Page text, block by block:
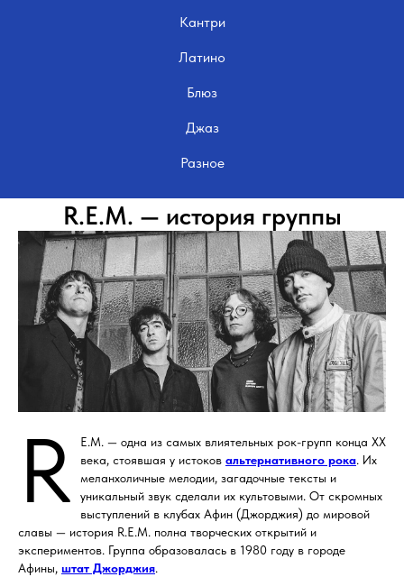
Кантри
Латино
Блюз
Джаз
Разное
R.E.M. — история группы
R
E.M. — одна из самых влиятельных рок-групп конца XX
века, стоявшая у истоков альтернативного рока. Их
меланхоличные мелодии, загадочные тексты и
уникальный звук сделали их культовыми. От скромных
выступлений в клубах Афин (Джорджия) до мировой
славы — история R.E.M. полна творческих открытий и
экспериментов. Группа образовалась в 1980 году в городе
Афины, штат Джорджия.